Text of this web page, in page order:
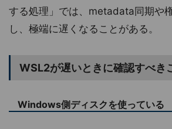
する処理」では、metadata同期や
し、極端に遅くなることがある。
WSL2が遅いときに確認すべき
Windows側ディスクを使っている